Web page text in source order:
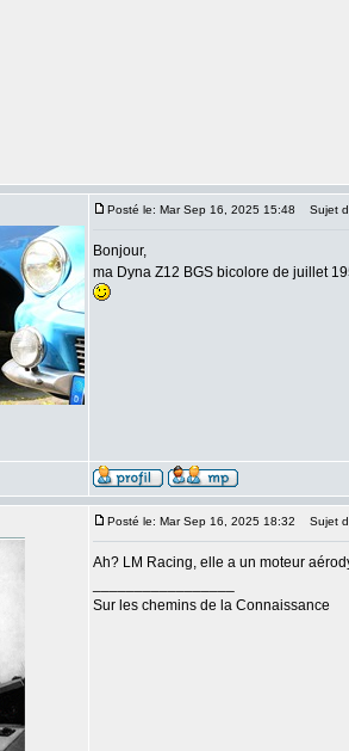
Posté le: Mar Sep 16, 2025 15:48 Sujet
Bonjour,
ma Dyna Z12 BGS bicolore de juillet
Posté le: Mar Sep 16, 2025 18:32 Sujet
Ah? LM Racing, elle a un moteur
Sur les chemins de la Connaissance